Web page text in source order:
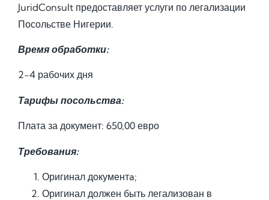
JuridConsult предоставляет услуги по легализации
Посольстве Нигерии.
Время обработки:
2-4 рабочих дня
Тарифы посольства:
Плата за документ: 650,00 евро
Требования:
Оригинал документa;
Оригинал должен быть легализован в